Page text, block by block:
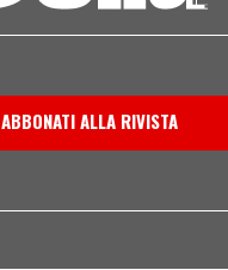
ABBONATI ALLA RIVISTA